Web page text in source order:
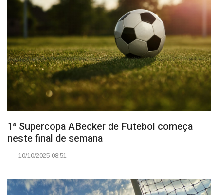
1ª Supercopa ABecker de Futebol começa
neste final de semana
10/10/2025 08:51